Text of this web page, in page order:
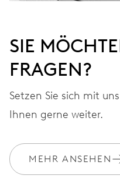
SIE
FRAGEN?
Setzen Sie sich mit
Ihnen gerne weiter.
MEHR ANSEHEN